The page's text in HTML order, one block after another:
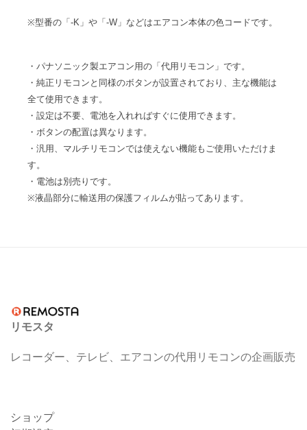
※型番の「-K」や「-W」などはエアコン本体の色コードです。
・パナソニック製エアコン用の「代用リモコン」です。
・純正リモコンと同様のボタンが設置されており、主な機能は
全て使用できます。
・設定は不要、電池を入れればすぐに使用できます。
・ボタンの配置は異なります。
・汎用、マルチリモコンでは使えない機能もご使用いただけま
す。
・電池は別売りです。
※液晶部分に輸送用の保護フィルムが貼ってあります。
リモスタ
レコーダー、テレビ、エアコンの代用リモコンの企画販売
ショップ